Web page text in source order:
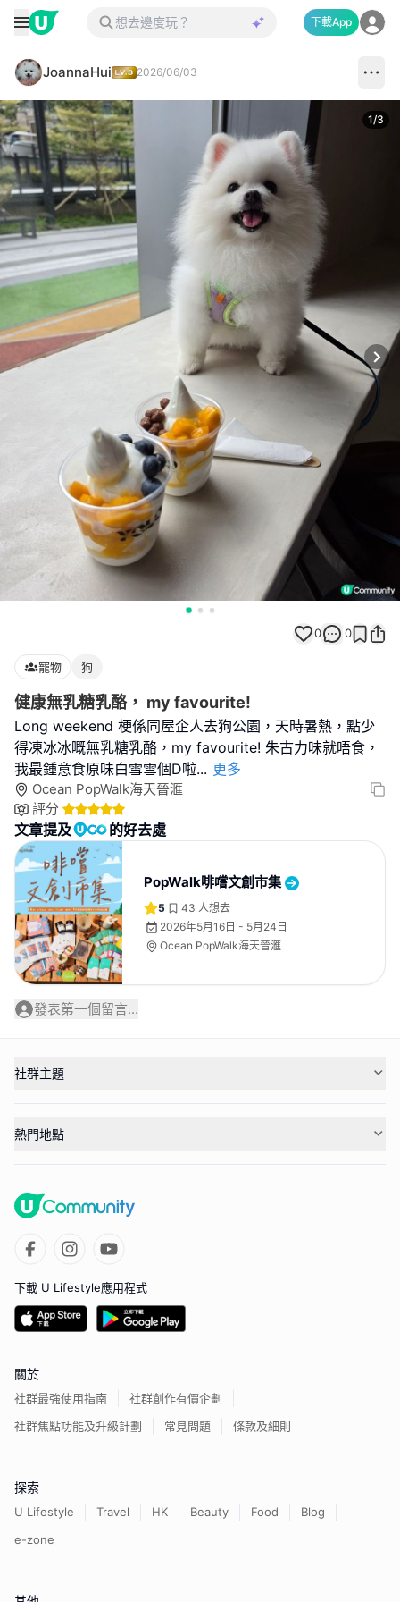
下載App
JoannaHui 2026/06/03
1/3
0 0
寵物 狗
健康無乳糖乳酪， my favourite!
Long weekend 梗係同屋企人去狗公園，天時暑熱，點少
得凍冰冰嘅無乳糖乳酪，my favourite! 朱古力味就唔食，
我最鍾意食原味白雪雪個D啦... 更多
Ocean PopWalk海天晉滙
評分
文章提及 的好去處
PopWalk啡嚐文創市集
5 43 人想去
2026年5月16日 - 5月24日
Ocean PopWalk海天晉滙
發表第一個留言...
社群主題
熱門地點
下載 U Lifestyle應用程式
關於
社群最強使用指南
社群創作有價企劃
社群焦點功能及升級計劃
常見問題 條款及細則
探索
U Lifestyle Travel HK Beauty Food
Blog
e-zone